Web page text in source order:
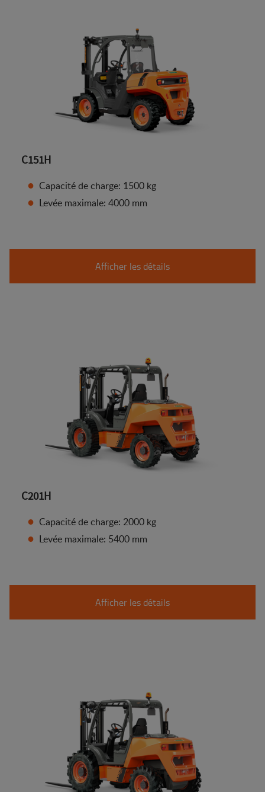
C151H
Capacité de charge: 1500 kg
Levée maximale: 4000 mm
Afficher les détails
C201H
Capacité de charge: 2000 kg
Levée maximale: 5400 mm
Afficher les détails